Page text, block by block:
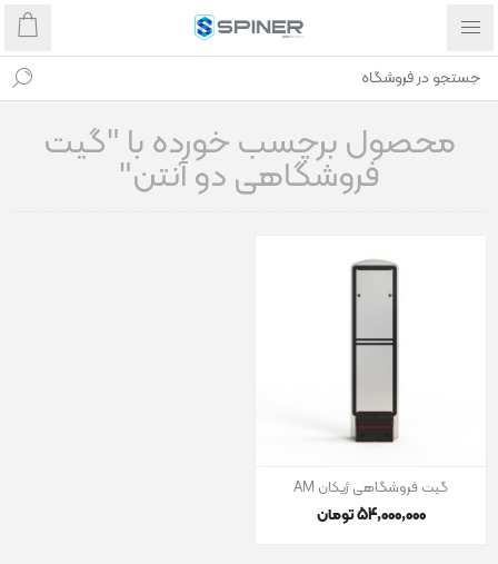
محصول برچسب خورده با "گیت
فروشگاهی دو آنتن"
گیت فروشگاهی ژیکان AM
54٬000٬000 تومان